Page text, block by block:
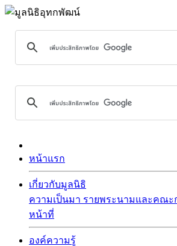
หน้าแรก
เกี่ยวกับมูลนิธิ
ความเป็นมา รายพระนามและคณะ
หน้าที่
องค์ความรู้